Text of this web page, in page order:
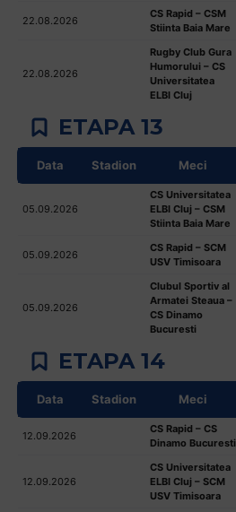
22.08.2026
CS Rapid – CSM
Stiinta Baia Mare
22.08.2026
Rugby Club Gura
Humorului – CS
Universitatea
ELBI Cluj
ETAPA 13
Data Stadion Meci
05.09.2026
CS Universitatea
ELBI Cluj – CSM
Stiinta Baia Mare
05.09.2026
CS Rapid – SCM
USV Timisoara
05.09.2026
Clubul Sportiv al
Armatei Steaua –
CS Dinamo
Bucuresti
ETAPA 14
Data Stadion Meci
12.09.2026
CS Rapid – CS
Dinamo Bucuresti
12.09.2026
CS Universitatea
ELBI Cluj – SCM
USV Timisoara